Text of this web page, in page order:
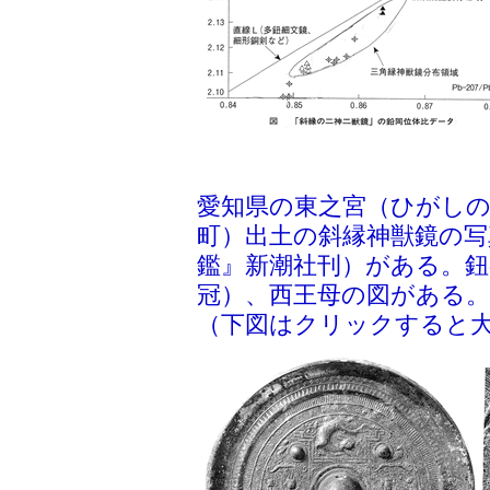
愛知県の東之宮（ひがし
町）出土の斜縁神獣鏡の
鑑』新潮社刊）がある。
冠）、西王母の図がある。
（下図はクリックすると